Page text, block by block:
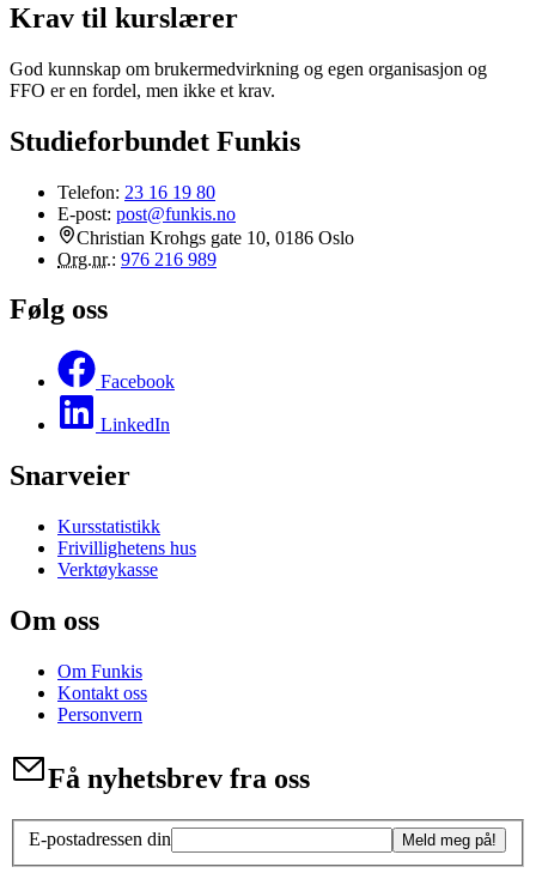
Krav til kurslærer
God kunnskap om brukermedvirkning og egen organisasjon og
FFO er en fordel, men ikke et krav.
Studieforbundet Funkis
Telefon: 23 16 19 80
E-post: post@funkis.no
Christian Krohgs gate 10, 0186 Oslo
Org.nr.: 976 216 989
Følg oss
Facebook
LinkedIn
Snarveier
Kursstatistikk
Frivillighetens hus
Verktøykasse
Om oss
Om Funkis
Kontakt oss
Personvern
Få nyhetsbrev fra oss
E-postadressen din Meld meg på!